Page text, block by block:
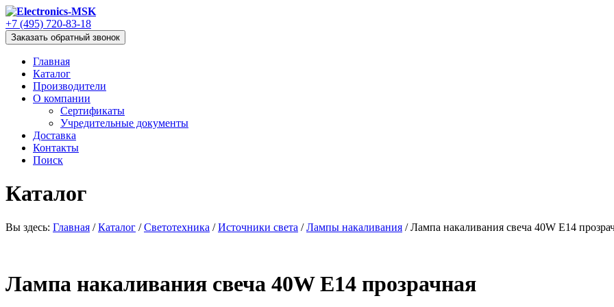
+7 (495) 720-83-18
Заказать обратный звонок
Главная
Каталог
Производители
О компании
Сертификаты
Учредительные документы
Доставка
Контакты
Поиск
Каталог
Вы здесь: Главная / Каталог / Светотехника / Источники света / Лампы накаливания / Лампа накаливания свеча 40W E14
Лампа накаливания свеча 40W E14 прозрачная